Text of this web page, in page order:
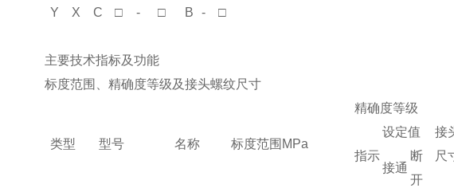
Y X C □ - □ B - □
主要技术指标及功能
标度范围、精确度等级及接头螺纹尺寸
类型 型号 名称 标度范围MPa
精确度等级
接
尺
指示
设定值
接通
断
开